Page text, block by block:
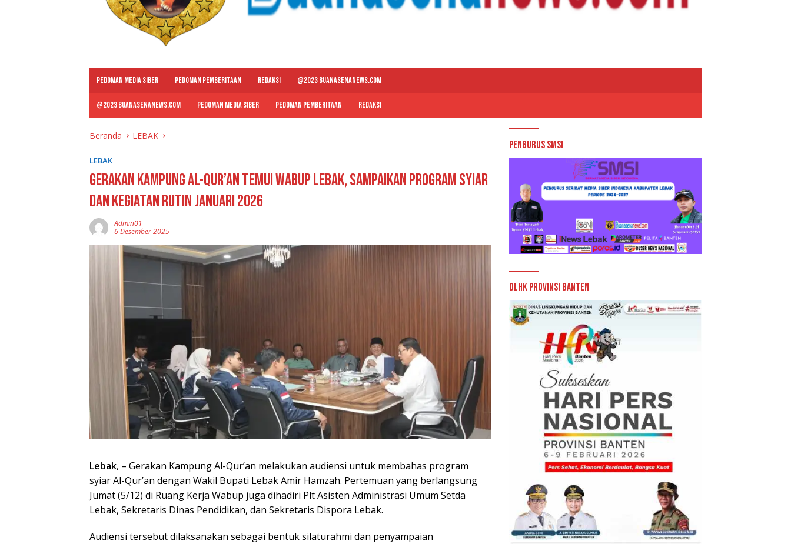
PEDOMAN MEDIA SIBER PEDOMAN PEMBERITAAN REDAKSI @2023 BUANASENANEWS.COM
@2023 BUANASENANEWS.COM PEDOMAN MEDIA SIBER PEDOMAN PEMBERITAAN REDAKSI
Beranda LEBAK
LEBAK
Gerakan Kampung Al-Qur’an Temui Wabup Lebak, Sampaikan Program Syiar
dan Kegiatan Rutin Januari 2026
Admin01
6 Desember 2025
Lebak, – Gerakan Kampung Al-Qur’an melakukan audiensi untuk membahas program
syiar Al-Qur’an dengan Wakil Bupati Lebak Amir Hamzah. Pertemuan yang berlangsung
Jumat (5/12) di Ruang Kerja Wabup juga dihadiri Plt Asisten Administrasi Umum Setda
Lebak, Sekretaris Dinas Pendidikan, dan Sekretaris Dispora Lebak.
Audiensi tersebut dilaksanakan sebagai bentuk silaturahmi dan penyampaian
Pengurus SMSI
DLHK Provinsi Banten